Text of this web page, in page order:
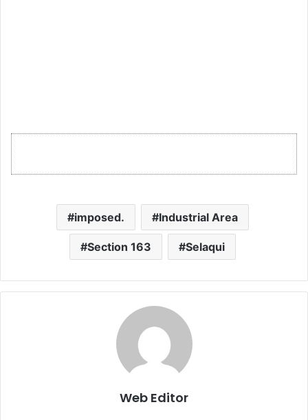
imposed. Industrial Area
Section 163 Selaqui
Web Editor